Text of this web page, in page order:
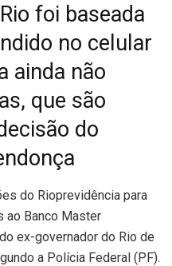
foi baseada
no celular
ainda não
que são
do
do Rioprevidência para
ao Banco Master
ex-governador do Rio de
a Polícia Federal (PF).